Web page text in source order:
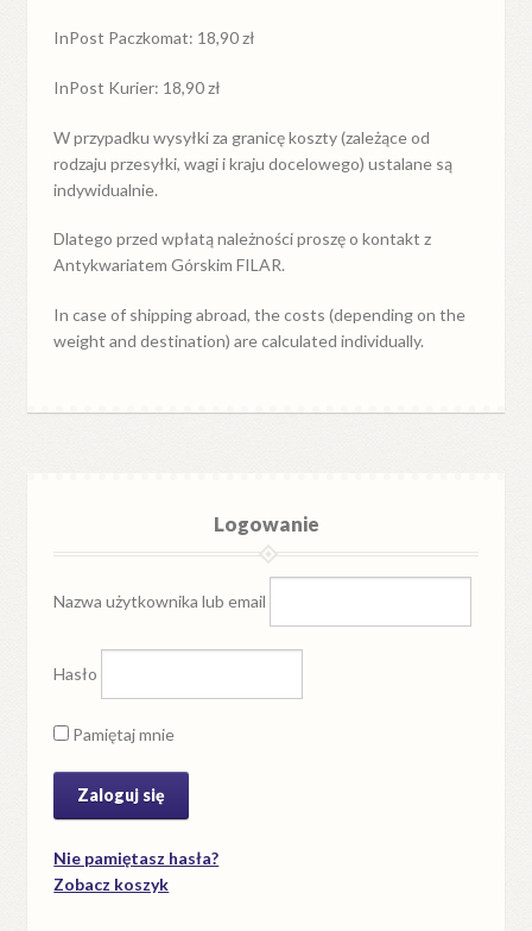
InPost Paczkomat: 18,90 zł
InPost Kurier: 18,90 zł
W przypadkuwysyłkiza granicękoszty (zależące od
rodzaju przesyłki, wagi i kraju docelowego) ustalane są
indywidualnie.
Dlatego przed wpłatą należności proszę o kontakt z
Antykwariatem Górskim FILAR.
In case of shipping abroad, the costs (depending on the
weight and destination) are calculated individually.
Logowanie
Nazwa użytkownika lub email
Hasło
Pamiętaj mnie
Nie pamiętasz hasła?
Zobacz koszyk